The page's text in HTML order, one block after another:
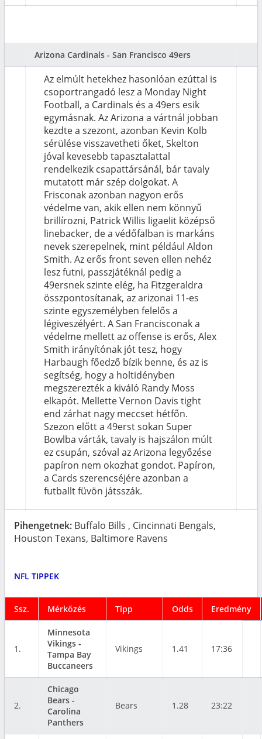
Arizona Cardinals - San Francisco 49ers
Az elmúlt hetekhez hasonlóan ezúttal is
csoportrangadó lesz a Monday Night
Football, a Cardinals és a 49ers esik
egymásnak. Az Arizona a vártnál jobban
kezdte a szezont, azonban Kevin Kolb
sérülése visszavetheti őket, Skelton
jóval kevesebb tapasztalattal
rendelkezik csapattársánál, bár tavaly
mutatott már szép dolgokat. A
Frisconak azonban nagyon erős
védelme van, akik ellen nem könnyű
brillírozni, Patrick Willis ligaelit középső
linebacker, de a védőfalban is markáns
nevek szerepelnek, mint például Aldon
Smith. Az erős front seven ellen nehéz
lesz futni, passzjátéknál pedig a
49ersnek szinte elég, ha Fitzgeraldra
összpontosítanak, az arizonai 11-es
szinte egyszemélyben felelős a
légiveszélyért. A San Francisconak a
védelme mellett az offense is erős, Alex
Smith irányítónak jót tesz, hogy
Harbaugh főedző bízik benne, és az is
segítség, hogy a holtidényben
megszerezték a kiváló Randy Moss
elkapót. Mellette Vernon Davis tight
end zárhat nagy meccset hétfőn.
Szezon előtt a 49erst sokan Super
Bowlba várták, tavaly is hajszálon múlt
ez csupán, szóval az Arizona legyőzése
papíron nem okozhat gondot. Papíron,
a Cards szerencséjére azonban a
futballt füvön játsszák.
Pihengetnek: Buffalo Bills , Cincinnati Bengals,
Houston Texans, Baltimore Ravens
NFL TIPPEK
Ssz. Mérkőzés Tipp Odds Eredmény
1.
Minnesota
Vikings -
Tampa Bay
Buccaneers
Vikings 1.41 17:36
2.
Chicago
Bears -
Carolina
Panthers
Bears 1.28 23:22